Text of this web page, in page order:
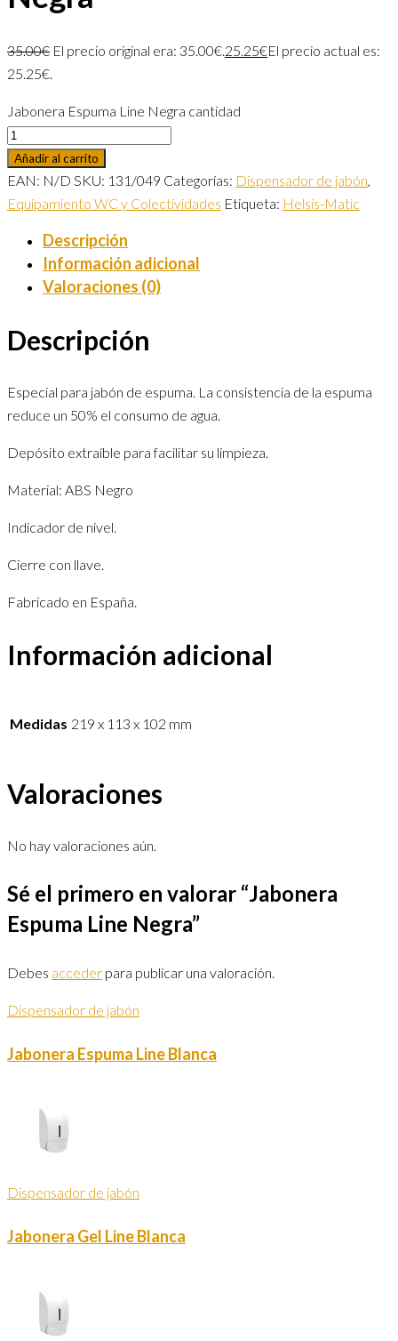
35.00€ El precio original era: 35.00€.25.25€El precio actual es:
25.25€.
Jabonera Espuma Line Negra cantidad
Añadir al carrito
EAN: N/D SKU: 131/049 Categorías: Dispensador de jabón,
Equipamiento WC y Colectividades Etiqueta: Helsis-Matic
Descripción
Información adicional
Valoraciones (0)
Descripción
Especial para jabón de espuma. La consistencia de la espuma
reduce un 50% el consumo de agua.
Depósito extraíble para facilitar su limpieza.
Material: ABS Negro
Indicador de nivel.
Cierre con llave.
Fabricado en España.
Información adicional
Medidas 219 x 113 x 102 mm
Valoraciones
No hay valoraciones aún.
Sé el primero en valorar “Jabonera
Espuma Line Negra”
Debes acceder para publicar una valoración.
Dispensador de jabón
Jabonera Espuma Line Blanca
Dispensador de jabón
Jabonera Gel Line Blanca